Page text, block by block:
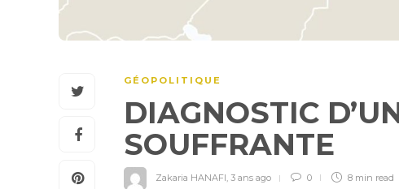
GÉOPOLITIQUE
DIAGNOSTIC
SOUFFRANTE
Zakaria HANAFI, 3 ans ago 0 8 min read